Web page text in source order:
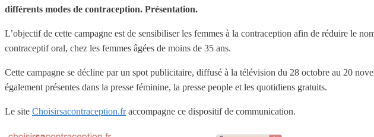
différents modes de contraception. Présentation.
L’objectif de cette campagne est de sensibiliser les femmes à la contraception afin de réduire le
contraceptif oral, chez les femmes âgées de moins de 35 ans.
Cette campagne se décline par un spot publicitaire, diffusé à la télévision du 28 octobre au 20
également présentes dans la presse féminine, la presse people et les quotidiens gratuits.
Le site Choisirsacontraception.fraccompagne ce dispositif de communication.